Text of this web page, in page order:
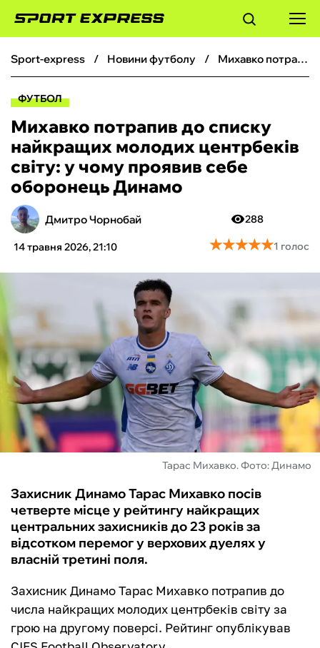
ФУТБОЛ
БОКС
ХОКЕЙ
ТЕНІС
КІБЕРСПОРТ
ЧС-2026
ФУТЗАЛ
ІНШІ
БУКМЕКЕРИ
sport-express новини футболу Михавко потрапив до списку найкращих молодих центрбеків світу: у чому проявив себе оборонець Динамо
ФУТБОЛ
Михавко потрапив до списку
найкращих молодих центрбеків
світу: у чому проявив себе
оборонець Динамо
Дмитро Чорнобай
14 травня 2026, 21:10
288
★★★★★
★★★★★1 голос
Тарас Михавко. Фото: Динамо
Захисник Динамо Тарас Михавко посів
четверте місце у рейтингу найкращих
центральних захисників до 23 років за
відсотком перемог у верхових дуелях у
власній третині поля.
Захисник Динамо Тарас Михавко потрапив до
числа найкращих молодих центрбеків світу за
грою на другому поверсі. Рейтинг опублікував